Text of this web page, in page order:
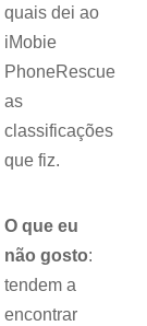
quais dei ao
iMobie
PhoneRescue
as
classificações
que fiz.
O que eu
não gosto:
tendem a
encontrar